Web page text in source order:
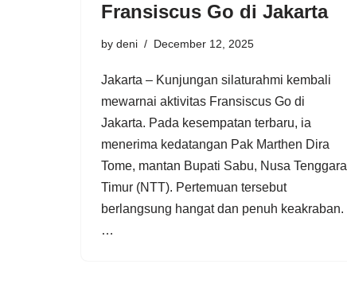
Fransiscus Go di Jakarta
by deni December 12, 2025
Jakarta – Kunjungan silaturahmi kembali
mewarnai aktivitas Fransiscus Go di
Jakarta. Pada kesempatan terbaru, ia
menerima kedatangan Pak Marthen Dira
Tome, mantan Bupati Sabu, Nusa Tenggara
Timur (NTT). Pertemuan tersebut
berlangsung hangat dan penuh keakraban.
…